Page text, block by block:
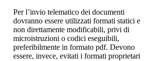
Per l’invio telematico dei documenti
dovranno essere utilizzati formati statici e
non direttamente modificabili, privi di
microistruzioni o codici eseguibili,
preferibilmente in formato pdf. Devono
essere, invece, evitati i formati proprietari